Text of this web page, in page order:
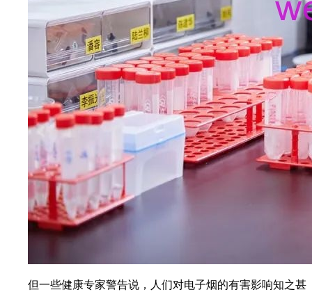
但一些健康专家警告说，人们对电子烟的有害影响知之甚